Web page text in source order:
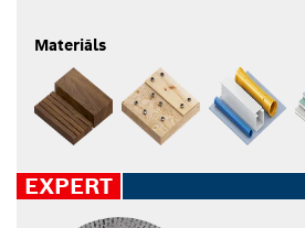
Materiāls
EXPERT